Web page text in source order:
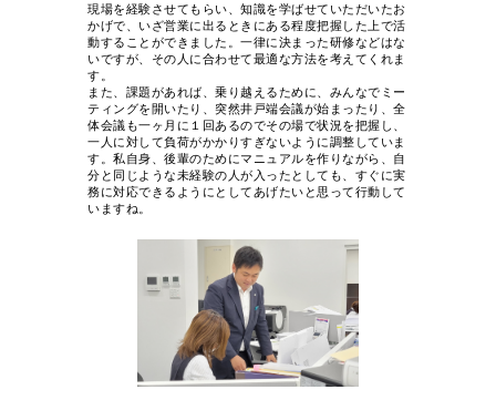
現場を経験させてもらい、知識を学ばせていただいたお
かげで、いざ営業に出るときにある程度把握した上で活
動することができました。一律に決まった研修などはな
いですが、その人に合わせて最適な方法を考えてくれま
す。
また、課題があれば、乗り越えるために、みんなでミー
ティングを開いたり、突然井戸端会議が始まったり、全
体会議も一ヶ月に１回あるのでその場で状況を把握し、
一人に対して負荷がかかりすぎないように調整していま
す。私自身、後輩のためにマニュアルを作りながら、自
分と同じような未経験の人が入ったとしても、すぐに実
務に対応できるようにとしてあげたいと思って行動して
いますね。